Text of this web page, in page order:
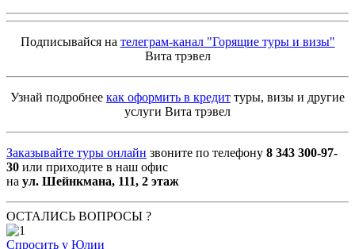
Подписывайся на телеграм-канал "Горящие туры и визы"
Вита трэвел
Узнай подробнее как оформить в кредит туры, визы и другие
услуги Вита трэвел
Заказывайте туры онлайн звоните по телефону 8 343 300-97-
30 или приходите в наш офис
на ул. Шейнкмана, 111, 2 этаж
ОСТАЛИСЬ ВОПРОСЫ ?
Спросить у Юлии